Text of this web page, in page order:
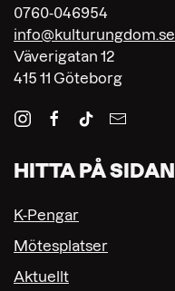
0760-046954
info@kulturungdom.se
Väverigatan 12
415 11 Göteborg
HITTA PÅ SIDAN
K-Pengar
Mötesplatser
Aktuellt